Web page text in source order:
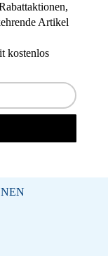
Artikel
kostenlos